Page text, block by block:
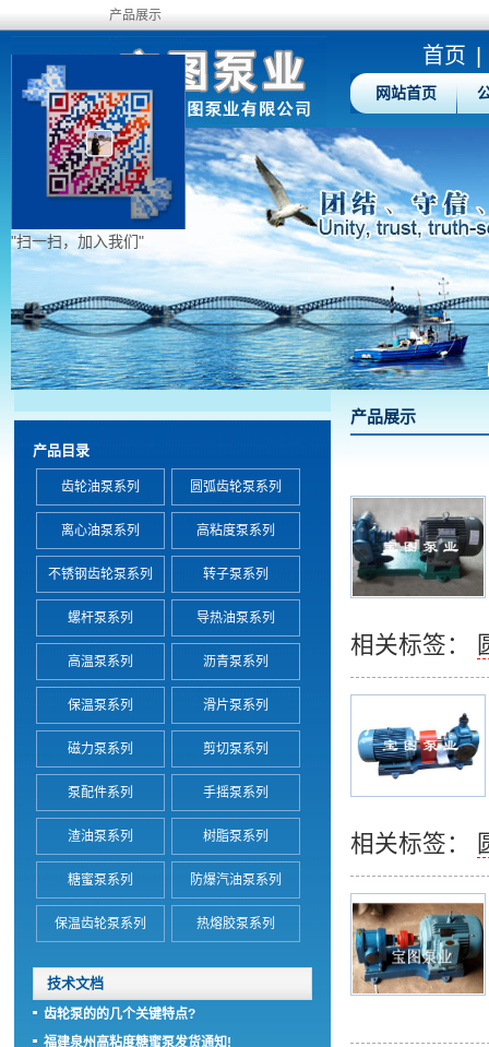
产品展示
首页
网站首页
产品展示
相关标签：
相关标签：
产品目录
齿轮油泵系列 圆弧齿轮泵系列
离心油泵系列 高粘度泵系列
不锈钢齿轮泵系列 转子泵系列
螺杆泵系列 导热油泵系列
高温泵系列 沥青泵系列
保温泵系列 滑片泵系列
磁力泵系列 剪切泵系列
泵配件系列 手摇泵系列
渣油泵系列 树脂泵系列
糖蜜泵系列 防爆汽油泵系列
保温齿轮泵系列 热熔胶泵系列
技术文档
齿轮泵的的几个关键特点?
福建泉州高粘度糖蜜泵发货通知!
"扫一扫，加入我们"